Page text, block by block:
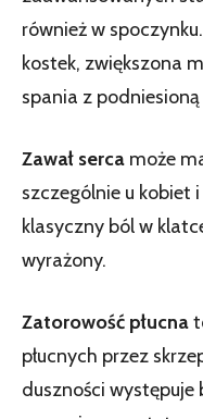
również w
kostek, zwiększona
spania z podniesioną
Zawał serca może
szczególnie u kobiet
klasyczny ból w
wyrażony.
Zatorowość płucna
płucnych przez
duszności występuje